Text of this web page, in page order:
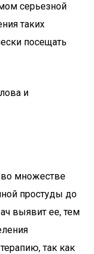
серьезной
таких
посещать
и
множестве
простуды до
выявит ее, тем
так как